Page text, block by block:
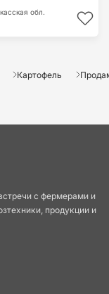
обл.
Картофель
с фермерами и
продукции и